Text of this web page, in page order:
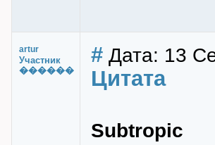
artur
Участник
������
# Дата: 13
Цитата
Subtropic